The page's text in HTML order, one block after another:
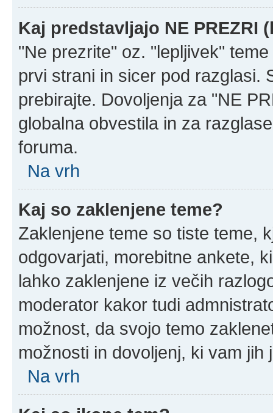
Kaj predstavljajo NE PREZRI
"Ne prezrite" oz. "lepljivek"
prvi strani in sicer pod razglasi.
prebirajte. Dovoljenja za "NE
globalna obvestila in za
foruma.
Na vrh
Kaj so zaklenjene teme?
Zaklenjene teme so tiste teme,
odgovarjati, morebitne ankete,
lahko zaklenjene iz večih
moderator kakor tudi
možnost, da svojo temo
možnosti in dovoljenj, ki vam
Na vrh